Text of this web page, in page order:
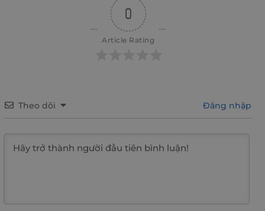
0
Article Rating
Theo dõi Đăng nhập